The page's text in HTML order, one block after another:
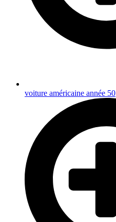
voiture américaine année 50